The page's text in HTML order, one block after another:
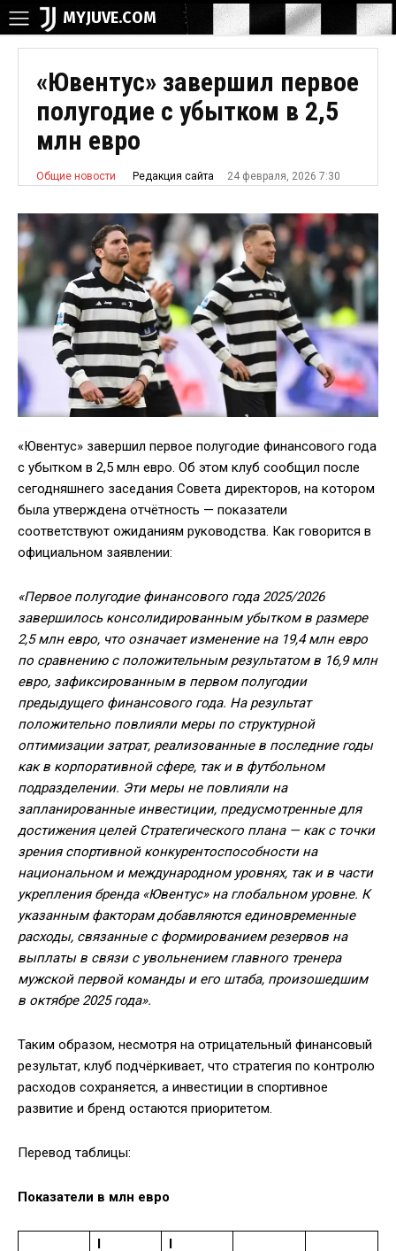
MYJUVE.COM
«Ювентус» завершил первое
полугодие с убытком в 2,5
млн евро
Общие новости Редакция сайта 24 февраля, 2026 7:30
«Ювентус» завершил первое полугодие финансового года
с убытком в 2,5 млн евро. Об этом клуб сообщил после
сегодняшнего заседания Совета директоров, на котором
была утверждена отчётность — показатели
соответствуют ожиданиям руководства. Как говорится в
официальном заявлении:
«Первое полугодие финансового года 2025/2026
завершилось консолидированным убытком в размере
2,5 млн евро, что означает изменение на 19,4 млн евро
по сравнению с положительным результатом в 16,9 млн
евро, зафиксированным в первом полугодии
предыдущего финансового года. На результат
положительно повлияли меры по структурной
оптимизации затрат, реализованные в последние годы
как в корпоративной сфере, так и в футбольном
подразделении. Эти меры не повлияли на
запланированные инвестиции, предусмотренные для
достижения целей Стратегического плана — как с точки
зрения спортивной конкурентоспособности на
национальном и международном уровнях, так и в части
укрепления бренда «Ювентус» на глобальном уровне. К
указанным факторам добавляются единовременные
расходы, связанные с формированием резервов на
выплаты в связи с увольнением главного тренера
мужской первой команды и его штаба, произошедшим
в октябре 2025 года».
Таким образом, несмотря на отрицательный финансовый
результат, клуб подчёркивает, что стратегия по контролю
расходов сохраняется, а инвестиции в спортивное
развитие и бренд остаются приоритетом.
Перевод таблицы:
Показатели в млн евро
I
I